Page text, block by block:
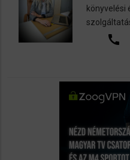
könyvelési
call